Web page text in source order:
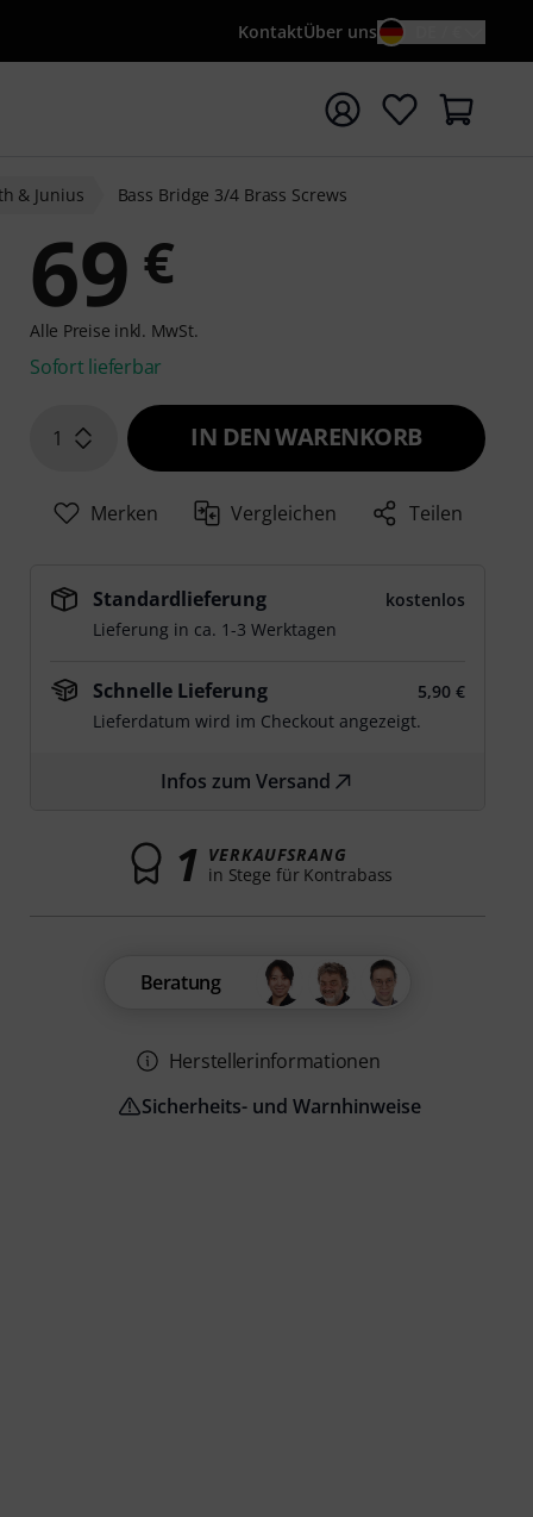
KontaktÜber uns
mit Suchwort {searchTerm} starten
& Junius Bass Bridge 3/4 Brass Screws
69 €
Alle Preise inkl. MwSt.
Sofort lieferbar
1 IN DEN WARENKORB
Merken Vergleichen Teilen
Standardlieferung
kostenlos
Lieferung in ca. 1-3 Werktagen
Schnelle Lieferung
5,90 €
Lieferdatum wird im Checkout angezeigt.
Infos zum Versand
1 VERKAUFSRANG
in Stege für Kontrabass
Beratung
Herstellerinformationen
Sicherheits- und Warnhinweise